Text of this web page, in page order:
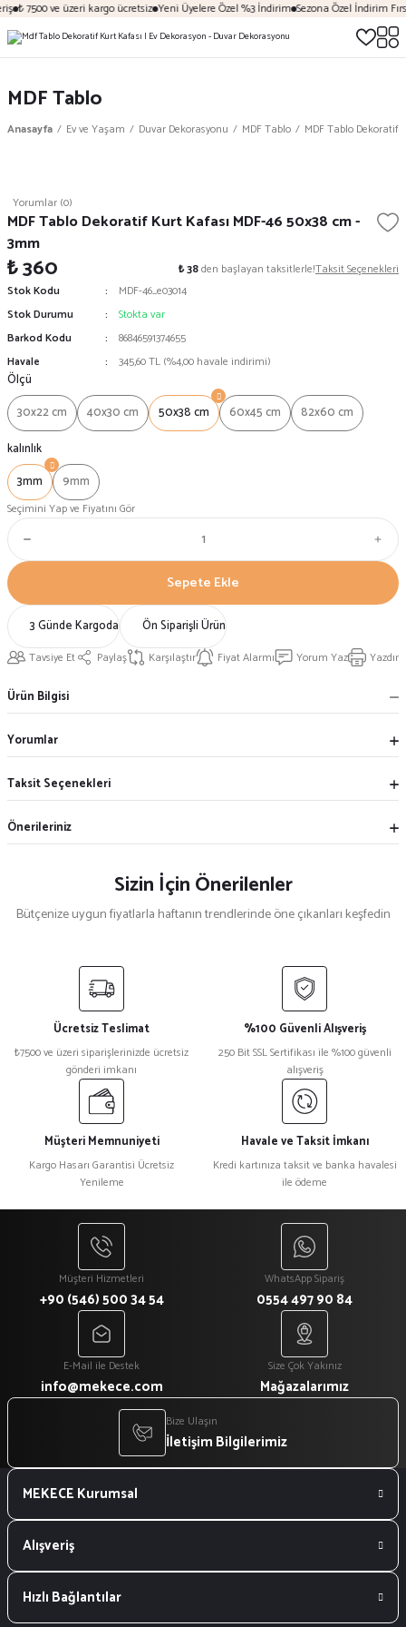
₺ 7500 ve üzeri kargo ücretsiz Yeni Üyelere Özel %3 İndirim Sezona Özel İndirim
MDF Tablo
Anasayfa Ev ve Yaşam Duvar Dekorasyonu MDF Tablo MDF Tablo Dekoratif
Yorumlar (0)
MDF Tablo Dekoratif Kurt Kafası MDF-46 50x38 cm -
3mm
₺ 360 ₺ 38den başlayan taksitlerle!Taksit Seçenekleri
Stok Kodu
MDF-46_e03014
Stok Durumu
Stokta var
Barkod Kodu
86846591374655
Havale
345,60 TL (%4,00 havale indirimi)
Ölçü
30x22 cm
40x30 cm 50x38 cm 60x45 cm
82x60 cm
kalınlık
3mm
9mm
Seçimini Yap ve Fiyatını Gör
Sepete Ekle
3 Günde Kargoda Ön Siparişli Ürün
Tavsiye Et Paylaş Karşılaştır Fiyat Alarmı Yorum Yaz Yazdır
Ürün Bilgisi
Yorumlar
Taksit Seçenekleri
Önerileriniz
Sizin İçin Önerilenler
Bütçenize uygun fiyatlarla haftanın trendlerinde öne çıkanları keşfedin
Nikah Şekeri Hediyeliği Metal Ayna Magnet Nks-01
₺ 47
%15
Kristal Plaket Ekt-165a
₺ 918
Ücretsiz Teslimat
₺7500 ve üzeri siparişlerinizde ücretsiz
gönderi imkanı
%100 Güvenli Alışveriş
250 Bit SSL Sertifikası ile %100 güvenli
alışveriş
Müşteri Memnuniyeti
Kargo Hasarı Garantisi Ücretsiz
Yenileme
Havale ve Taksit İmkanı
Kredi kartınıza taksit ve banka havalesi
ile ödeme
Müşteri Hizmetleri
+90 (546) 500 34 54
WhatsApp Sipariş
0554 497 90 84
E-Mail ile Destek
info@mekece.com
Size Çok Yakınız
Mağazalarımız
Bize Ulaşın
İletişim Bilgilerimiz
MEKECE Kurumsal
Alışveriş
Hızlı Bağlantılar